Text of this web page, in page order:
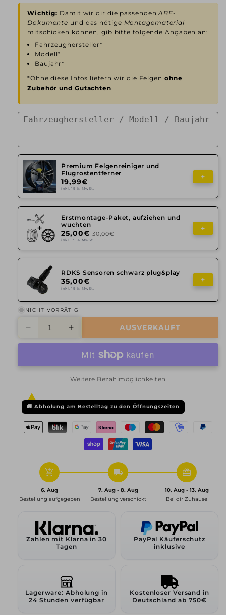
Wichtig: Damit wir dir die passendenABE-
Dokumente und das nötige Montagematerial
mitschicken können, gib bitte folgende Angaben an:
Fahrzeughersteller*
Modell*
Baujahr*
*Ohne diese Infos liefern wir die Felgen ohne
Zubehör und Gutachten.
Premium Felgenreiniger und
Flugrostentferner
19,99€
inkl. 19 % MwSt.
+
Erstmontage-Paket, aufziehen und
wuchten
25,00€ 30,00€
inkl. 19 % MwSt.
+
RDKS Sensoren schwarz plug&play
35,00€
inkl. 19 % MwSt.
+
NICHT VORRÄTIG
Verringere
die
6,5x16
ET38
5x105
56,6,
Erhöhe
die
Menge
Rial,
ET38
5x105
56,6,
diamant
schwarz
AUSVERKAUFT
Weitere Bezahlmöglichkeiten
🚚 Abholung am Bestelltag zu den Öffnungszeiten
add_shopping_cart
6. Aug
Bestellung aufgegeben
local_shipping
7. Aug - 8. Aug
Bestellung verschickt
redeem
10. Aug - 13. Aug
Bei dir Zuhause
Zahlen mit Klarna in 30
Tagen
PayPal Käuferschutz
inklusive
Lagerware: Abholung in
24 Stunden verfügbar
Kostenloser Versand in
Deutschland ab 750€